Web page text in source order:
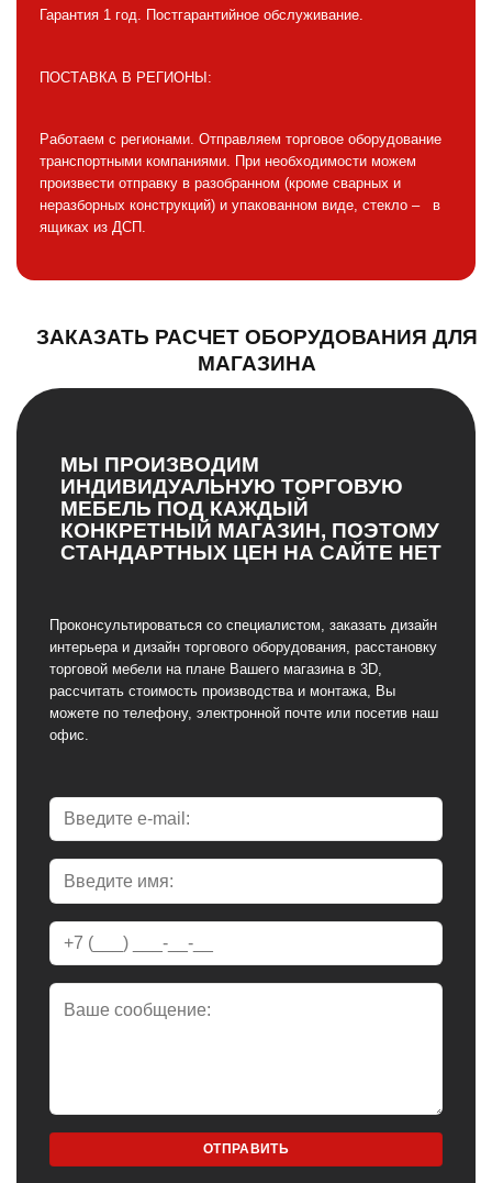
Гарантия 1 год. Постгарантийное обслуживание.
ПОСТАВКА В РЕГИОНЫ:
Работаем с регионами. Отправляем торговое оборудование
транспортными компаниями. При необходимости можем
произвести отправку в разобранном (кроме сварных и
неразборных конструкций) и упакованном виде, стекло – в
ящиках из ДСП.
ЗАКАЗАТЬ РАСЧЕТ ОБОРУДОВАНИЯ ДЛЯ
МАГАЗИНА
МЫ ПРОИЗВОДИМ
ИНДИВИДУАЛЬНУЮ ТОРГОВУЮ
МЕБЕЛЬ ПОД КАЖДЫЙ
КОНКРЕТНЫЙ МАГАЗИН, ПОЭТОМУ
СТАНДАРТНЫХ ЦЕН НА САЙТЕ НЕТ
Проконсультироваться со специалистом, заказать дизайн
интерьера и дизайн торгового оборудования, расстановку
торговой мебели на плане Вашего магазина в 3D,
рассчитать стоимость производства и монтажа, Вы
можете по телефону, электронной почте или посетив наш
офис.